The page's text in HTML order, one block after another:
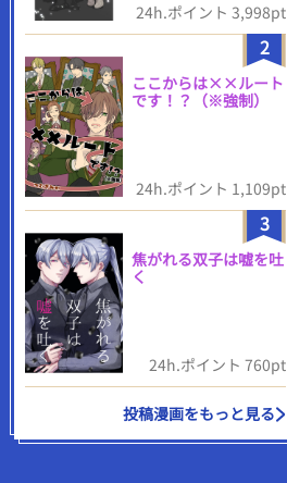
24h.ポイント 3,998pt
2
ここからは××ルート
です！？（※強制）
24h.ポイント 1,109pt
3
焦がれる双子は嘘を吐
く
24h.ポイント 760pt
投稿漫画をもっと見る